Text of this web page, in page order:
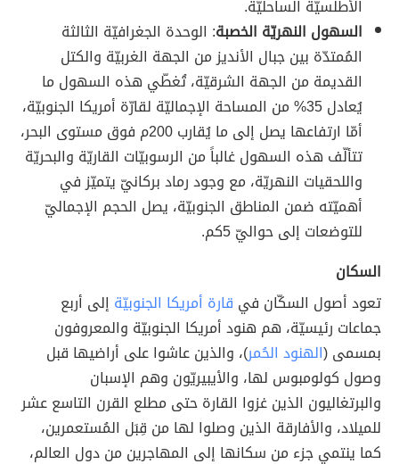
الأطلسيّة الساحليّة.
السهول النهريّة الخصبة: الوحدة الجغرافيّة الثالثة
المُمتدّة بين جبال الأنديز من الجهة الغربيّة والكتل
القديمة من الجهة الشرقيّة، تُغطّي هذه السهول ما
يُعادل 35% من المساحة الإجماليّة لقارّة أمريكا الجنوبيّة،
أمّا ارتفاعها يصل إلى ما يُقارب 200م فوق مستوى البحر،
تتألّف هذه السهول غالباً من الرسوبيّات القاريّة والبحريّة
واللحقيات النهريّة، مع وجود رماد بركانيّ يتميّز في
أهميّته ضمن المناطق الجنوبيّة، يصل الحجم الإجماليّ
للتوضعات إلى حواليّ 5كم.
السكان
تعود أصول السكّان في قارة أمريكا الجنوبيّة إلى أربع
جماعات رئيسيّة، هم هنود أمريكا الجنوبيّة والمعروفون
بمسمى (الهنود الحُمر)، والذين عاشوا على أراضيها قبل
وصول كولومبوس لها، والأيبيريّون وهم الإسبان
والبرتغاليون الذين غزوا القارة حتى مطلع القرن التاسع عشر
للميلاد، والأفارقة الذين وصلوا لها من قِبَل المُستعمرين،
كما ينتمي جزء من سكانها إلى المهاجرين من دول العالم،